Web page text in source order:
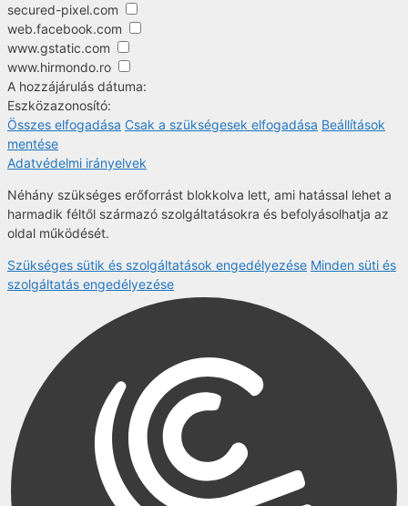
secured-pixel.com
web.facebook.com
www.gstatic.com
www.hirmondo.ro
A hozzájárulás dátuma:
Eszközazonosító:
Összes elfogadása Csak a szükségesek elfogadása Beállítások
mentése
Adatvédelmi irányelvek
Néhány szükséges erőforrást blokkolva lett, ami hatással lehet a
harmadik féltől származó szolgáltatásokra és befolyásolhatja az
oldal működését.
Szükséges sütik és szolgáltatások engedélyezése Minden süti és
szolgáltatás engedélyezése